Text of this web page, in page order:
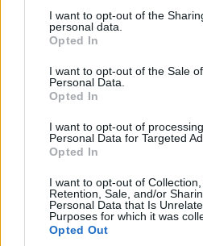
not limited to your visit or usage
grant or deny consent to Google
use your data for below specified
consent section.
I want to opt-out of the
personal data.
Opted In
I want to opt-out of the Sale
Personal Data.
Opted In
I want to opt-out of
Personal Data for Targeted
Opted In
I want to opt-out of Collection,
Retention, Sale, and/or
Personal Data that Is
Purposes for which it was
Opted Out
2024. május 8. 21:59
A The Floor játékosaira
Csütörtök este folytatódik a The
nemcsak óriási
szemei előtt, de igazán nehéz